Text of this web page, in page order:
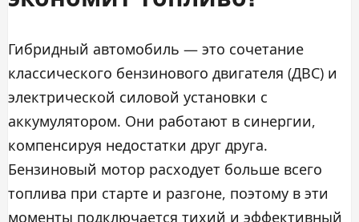
Гибридный автомобиль — это сочетание
классического бензинового двигателя (ДВС) и
электрической силовой установки с
аккумулятором. Они работают в синергии,
компенсируя недостатки друг друга.
Бензиновый мотор расходует больше всего
топлива при старте и разгоне, поэтому в эти
моменты подключается тихий и эффективный